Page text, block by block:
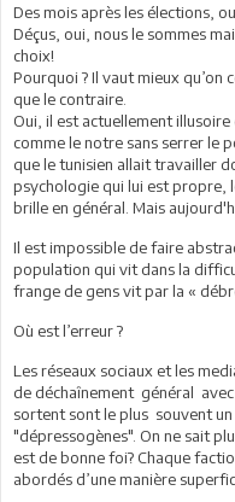
Des mois après les élections,
Déçus, oui, nous le sommes
choix!
Pourquoi ? Il vaut mieux
que le contraire.
Oui, il est actuellement
comme le notre sans serrer le
que le tunisien allait travailler
psychologie qui lui est propre,
brille en général. Mais
Il est impossible de faire
population qui vit dans la
frange de gens vit par la «
Où est l’erreur ?
Les réseaux sociaux et les
de déchaînement général
sortent sont le plus souvent
"dépressogènes". On ne sait
est de bonne foi? Chaque
abordés d’une manière